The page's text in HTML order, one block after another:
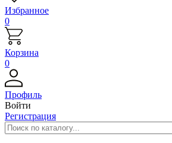
Избранное
0
Корзина
0
Профиль
Войти
Регистрация